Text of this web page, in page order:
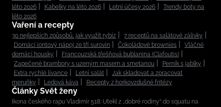
léto 2026
Kabelky na léto 2026 Letní účesy 2026
Trendy boty na
léto 2026
Vaření a recepty
30 nejlepších způsobů, jak využít rybíz
7 receptů na salátové zálivky
Domácí iontový nápoj ze tří surovin
Čokoládové brownies
Vláčné
domácí housky
Francouzská třešňová bublanina (Clafoutis)
Zapečené brambory s uzeným masem a smetanou
Perník s jablky
Extra rychlé lívance
Letní salát
Jak skladovat a zpracovat
meruňky
Ledová káva Recepty z horkovzdušné fritézy
Články Svět ženy
Ikona českého rapu Vladimír 518: Utekl z „dobré rodiny“ do squatu na